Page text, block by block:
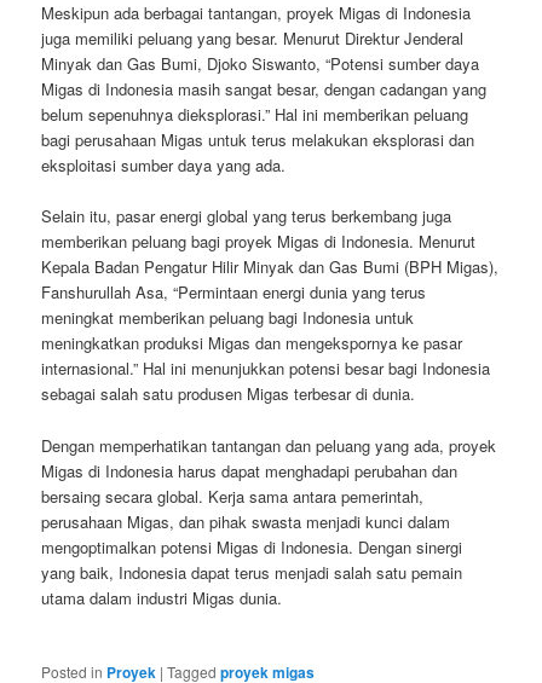
Meskipun ada berbagai tantangan, proyek Migas di Indonesia
juga memiliki peluang yang besar. Menurut Direktur Jenderal
Minyak dan Gas Bumi, Djoko Siswanto, “Potensi sumber daya
Migas di Indonesia masih sangat besar, dengan cadangan yang
belum sepenuhnya dieksplorasi.” Hal ini memberikan peluang
bagi perusahaan Migas untuk terus melakukan eksplorasi dan
eksploitasi sumber daya yang ada.
Selain itu, pasar energi global yang terus berkembang juga
memberikan peluang bagi proyek Migas di Indonesia. Menurut
Kepala Badan Pengatur Hilir Minyak dan Gas Bumi (BPH Migas),
Fanshurullah Asa, “Permintaan energi dunia yang terus
meningkat memberikan peluang bagi Indonesia untuk
meningkatkan produksi Migas dan mengekspornya ke pasar
internasional.” Hal ini menunjukkan potensi besar bagi Indonesia
sebagai salah satu produsen Migas terbesar di dunia.
Dengan memperhatikan tantangan dan peluang yang ada, proyek
Migas di Indonesia harus dapat menghadapi perubahan dan
bersaing secara global. Kerja sama antara pemerintah,
perusahaan Migas, dan pihak swasta menjadi kunci dalam
mengoptimalkan potensi Migas di Indonesia. Dengan sinergi
yang baik, Indonesia dapat terus menjadi salah satu pemain
utama dalam industri Migas dunia.
Posted in Proyek |Tagged proyek migas